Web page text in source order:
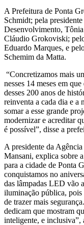
A Prefeitura de Ponta
Schmidt; pela
Desenvolvimento,
Cláudio Grokoviski;
Eduardo Marques, e
Schemim da Matta.
“Concretizamos mais
nesses 14 meses em
desses 200 anos de
reinventa a cada dia e a
somar a esse grande
modernizar e acreditar
é possível”, disse a
A presidente da
Mansani, explica sobre
para a cidade de Ponta
conquistamos no
das lâmpadas LED vão
iluminação pública, pois
de trazer mais
dedicam que mostram
inteligente, e inclusiva”,